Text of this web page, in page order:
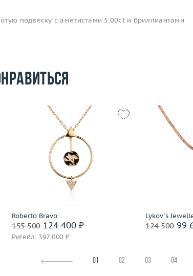
подвеску с аметистами 5.00ct и бриллиантами
Roberto Bravo
155 500124 400 ₽
Ритейл: 397 000 ₽
золото 585 пробы
Подробнее
Lykov`s
124 50099
01 02 03 04